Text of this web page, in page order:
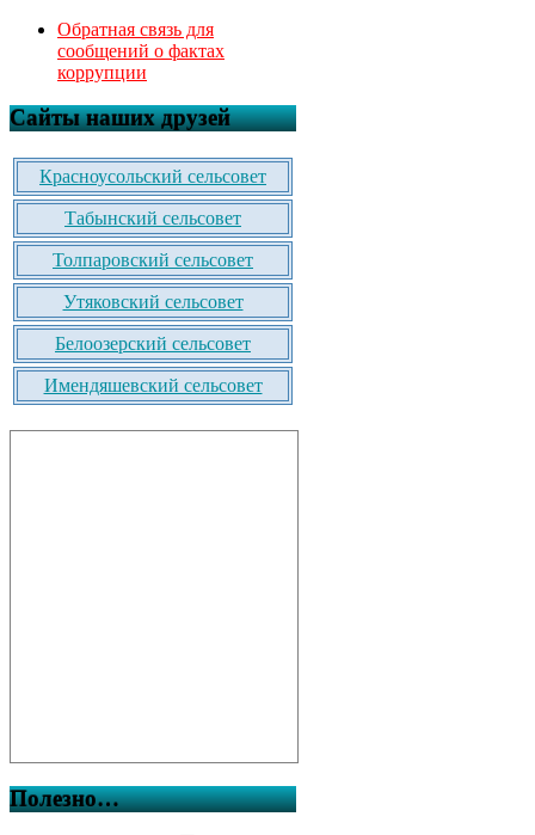
Обратная связь для
сообщений о фактах
коррупции
Сайты наших друзей
Красноусольский сельсовет
Табынский сельсовет
Толпаровский сельсовет
Утяковский сельсовет
Белоозерский сельсовет
Имендяшевский сельсовет
Полезно…